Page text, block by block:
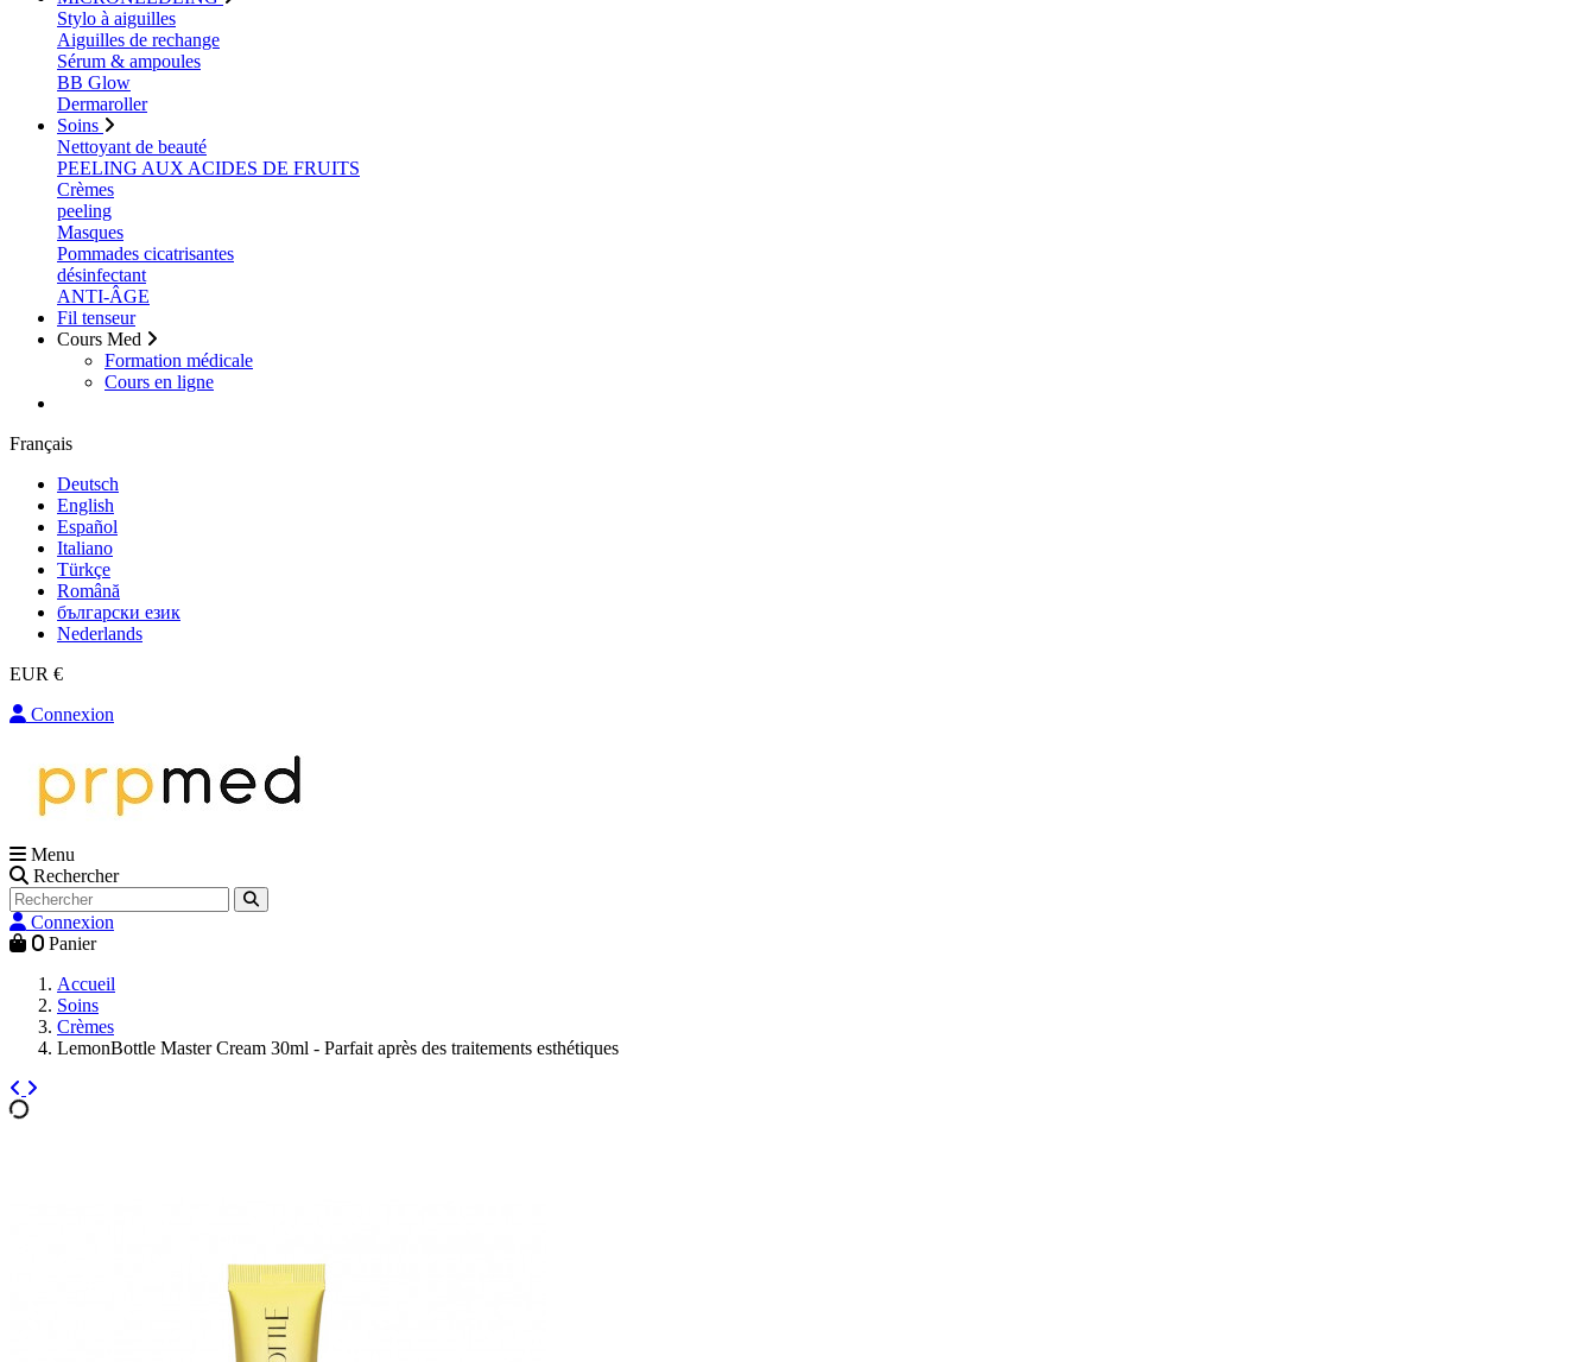
Stylo à aiguilles
Aiguilles de rechange
Sérum & ampoules
BB Glow
Dermaroller
Soins
Nettoyant de beauté
PEELING AUX ACIDES DE FRUITS
Crèmes
peeling
Masques
Pommades cicatrisantes
désinfectant
ANTI-ÂGE
Fil tenseur
Cours Med
Formation médicale
Cours en ligne
Français
Deutsch
English
Español
Italiano
Türkçe
Română
български език
Nederlands
EUR €
Connexion
Menu
Rechercher
Connexion
0 Panier
Accueil
Soins
Crèmes
LemonBottle Master Cream 30ml - Parfait après des traitements esthétiques